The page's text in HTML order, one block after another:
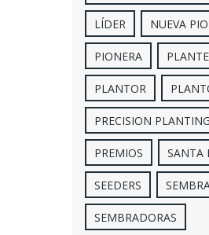
LÍDER NUEVA
PIONERA
PLANTOR
PRECISION PLANTING
PREMIOS SANTA
SEEDERS
SEMBRADORAS